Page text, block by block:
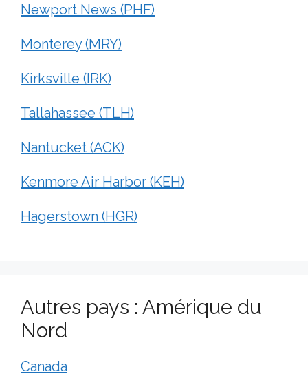
Newport News (PHF)
Monterey (MRY)
Kirksville (IRK)
Tallahassee (TLH)
Nantucket (ACK)
Kenmore Air Harbor (KEH)
Hagerstown (HGR)
Autres pays : Amérique du
Nord
Canada